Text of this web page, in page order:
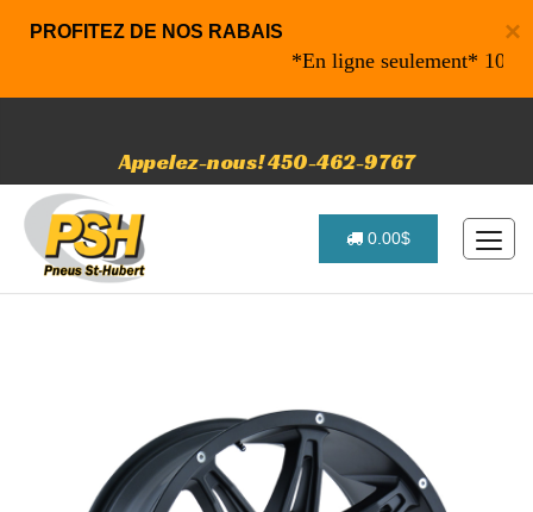
×
PROFITEZ DE NOS RABAIS
*En ligne seulement* 10% de
Appelez-nous! 450-462-9767
0.00$